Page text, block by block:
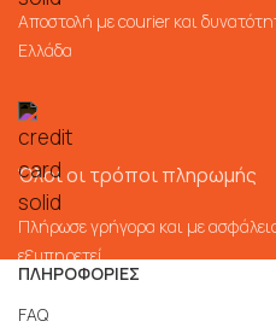
Αποστολή με courier και
Ελλάδα
Όλοι οι τρόποι πληρωμής
Πλήρωσε γρήγορα και με
εξυπηρετεί
ΠΛΗΡΟΦΟΡΙΕΣ
FAQ